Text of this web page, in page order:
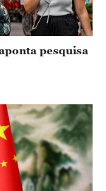
pesquisa